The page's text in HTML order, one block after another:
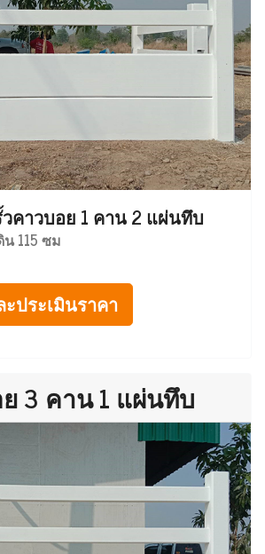
วคาวบอย 1 คาน 2 แผ่นทึบ
115 ซม
ประเมินราคา
3 คาน 1 แผ่นทึบ